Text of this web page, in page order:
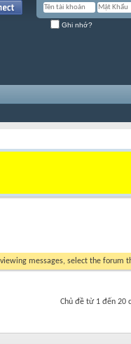
Ghi nhớ?
messages, select the
Chủ đề từ 1 đến 20